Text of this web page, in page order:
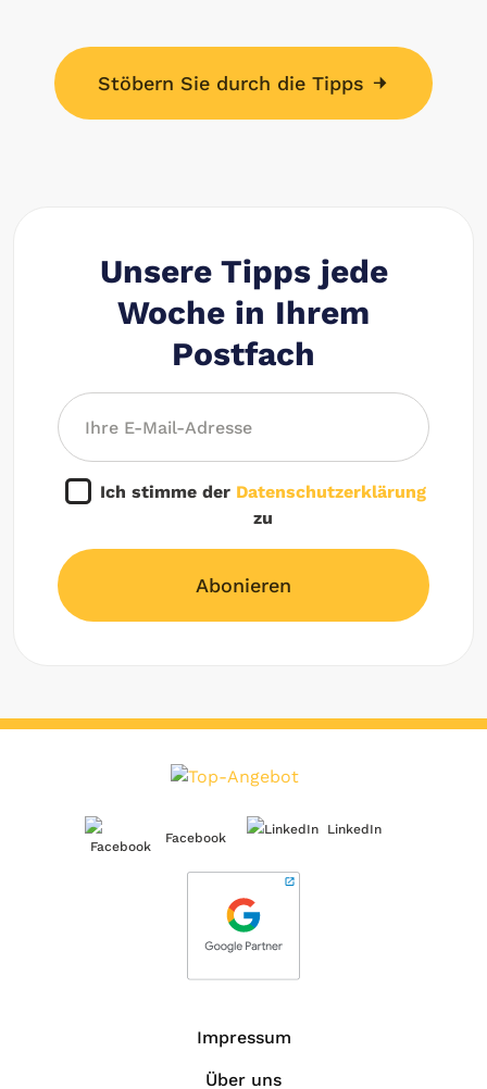
Stöbern Sie durch die Tipps
Unsere Tipps jede
Woche in Ihrem
Postfach
Ich stimme der Datenschutzerklärung
zu
Abonieren
Facebook
LinkedIn
Impressum
Über uns